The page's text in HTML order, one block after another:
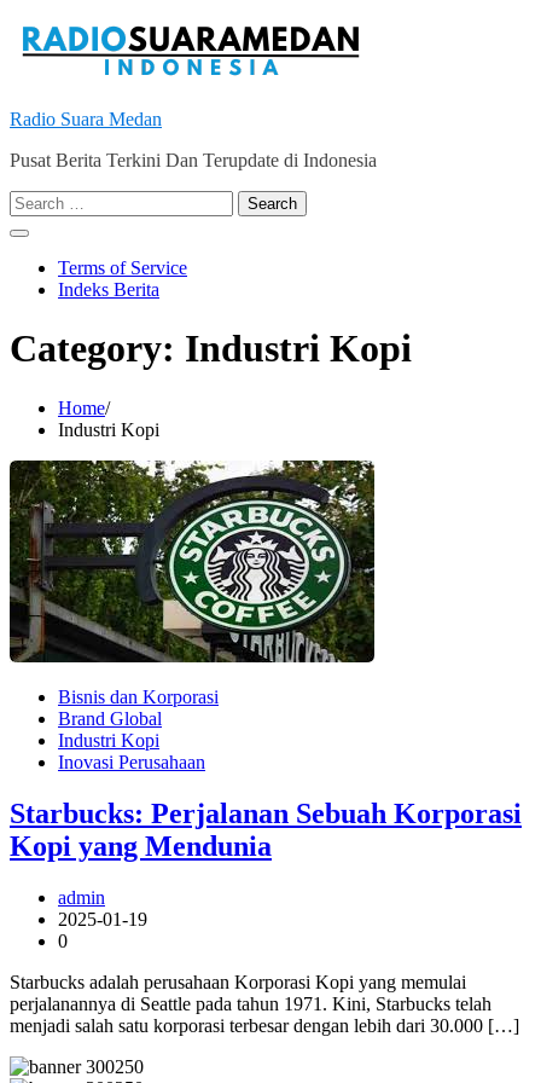
content
Radio Suara Medan
Pusat Berita Terkini Dan Terupdate di Indonesia
Search
for:
Terms of Service
Indeks Berita
Category: Industri Kopi
Home
Industri Kopi
Bisnis dan Korporasi
Brand Global
Industri Kopi
Inovasi Perusahaan
Starbucks: Perjalanan Sebuah Korporasi
Kopi yang Mendunia
admin
2025-01-19
0
Starbucks adalah perusahaan Korporasi Kopi yang memulai
perjalanannya di Seattle pada tahun 1971. Kini, Starbucks telah
menjadi salah satu korporasi terbesar dengan lebih dari 30.000 […]